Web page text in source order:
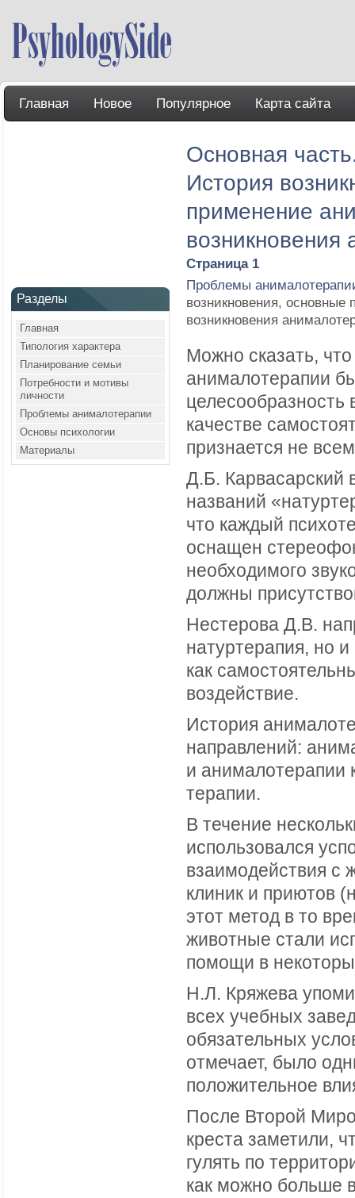
Главная Новое Популярное Карта сайта
Разделы
Главная
Типология характера
Планирование семьи
Потребности и мотивы
личности
Проблемы анималотерапии
Основы психологии
Материалы
Основная
История
применение
возникновения
Страница 1
Проблемы
возникновения,
возникновения
Можно сказать,
анималотерапии
целесообразность
качестве
признается не
Д.Б. Карвасарский
названий
что каждый
оснащен
необходимого
должны
Нестерова Д.В.
натуртерапия, но
как
воздействие.
История
направлений:
и анималотерапии
терапии.
В течение
использовался
взаимодействия с
клиник и приютов
этот метод в то
животные стали
помощи в
Н.Л. Кряжева
всех учебных
обязательных
отмечает, было
положительное
После Второй
креста заметили,
гулять по
как можно больше